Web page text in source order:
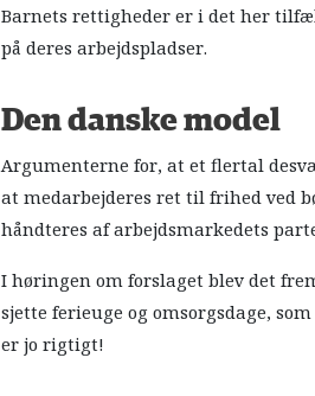
Barnets rettigheder er i det her
på deres arbejdspladser.
Den danske model
Argumenterne for, at et flertal
at medarbejderes ret til frihed ved
håndteres af arbejdsmarkedets
I høringen om forslaget blev det
sjette ferieuge og omsorgsdage,
er jo rigtigt!